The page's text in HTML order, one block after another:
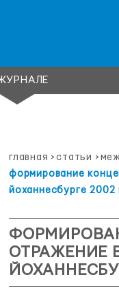
главная >статьи >
формирование
йоханнесбурге
ОТРАЖЕНИЕ